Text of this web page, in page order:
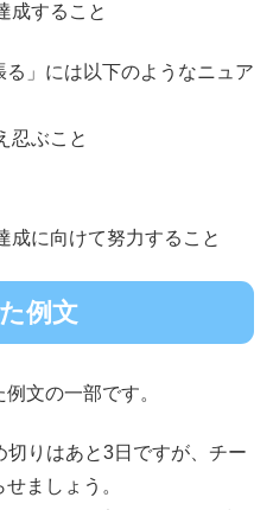
成すること
」には以下のようなニュア
忍ぶこと
成に向けて努力すること
例文
文の一部です。
りはあと3日ですが、チー
ましょう。